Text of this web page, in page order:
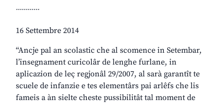
............
16 Settembre 2014
“Ancje pal an scolastic che al scomence in Setembar,
l’insegnament curicolâr de lenghe furlane, in
aplicazion de leç regjonâl 29/2007, al sarà garantît te
scuele de infanzie e tes elementârs pai arlêfs che lis
fameis a àn sielte cheste pussibilitât tal moment de